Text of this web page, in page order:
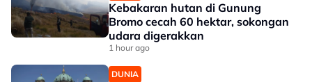
Kebakaran hutan di Gunung
Bromo cecah 60 hektar, sokongan
udara digerakkan
1 hour ago
DUNIA